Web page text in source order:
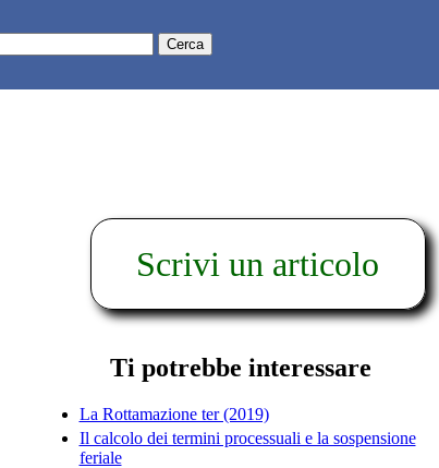
Scrivi un articolo
Ti potrebbe interessare
La Rottamazione ter (2019)
Il calcolo dei termini processuali e la sospensione
feriale